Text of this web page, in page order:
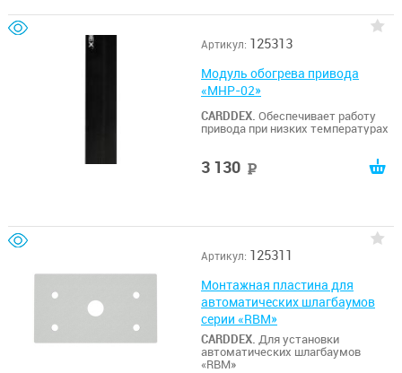
Артикул: 125313
Модуль обогрева привода
«MHP-02»
CARDDEX. Обеспечивает работу
привода при низких температурах
3 130
Артикул: 125311
Монтажная пластина для
автоматических шлагбаумов
серии «RBM»
CARDDEX. Для установки
автоматических шлагбаумов
«RBM»